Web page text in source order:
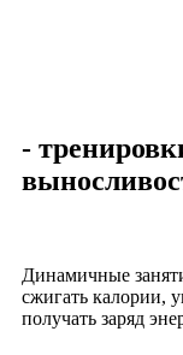
-
Динамичные
сжигать калории,
получать заряд